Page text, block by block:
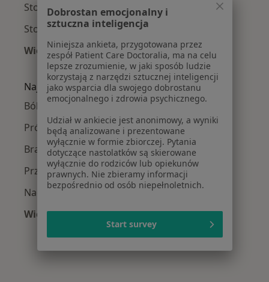
Stomatolodzy w Jaworznie
Stomatolodzy w Żorach
Więcej (14)
Więcej w kategorii: W pobliżu Bielska-Białej
Najczęście leczone choroby
Ból zęba w Bielsku-Białej
Próchnica w Bielsku-Białej
Braki zębowe w Bielsku-Białej
Przebarwienia zębów w Bielsku-Białej
Nadwrażliwość zębów w Bielsku-Białej
Więcej (15)
Więcej w kategorii: Najczęście leczone
Dobrostan emocjonalny i
sztuczna inteligencja
Niniejsza ankieta, przygotowana przez
zespół Patient Care Doctoralia, ma na celu
lepsze zrozumienie, w jaki sposób ludzie
korzystają z narzędzi sztucznej inteligencji
jako wsparcia dla swojego dobrostanu
emocjonalnego i zdrowia psychicznego.
Udział w ankiecie jest anonimowy, a wyniki
będą analizowane i prezentowane
wyłącznie w formie zbiorczej. Pytania
dotyczące nastolatków są skierowane
wyłącznie do rodziców lub opiekunów
prawnych. Nie zbieramy informacji
bezpośrednio od osób niepełnoletnich.
Start survey